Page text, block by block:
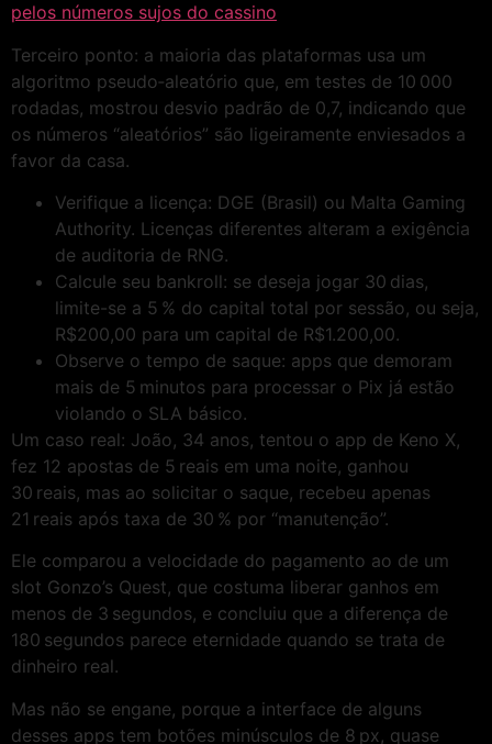
pelos números sujos do cassino
Terceiro ponto: a maioria das plataformas usa um
algoritmo pseudo‑aleatório que, em testes de 10 000
rodadas, mostrou desvio padrão de 0,7, indicando que
os números “aleatórios” são ligeiramente enviesados a
favor da casa.
Verifique a licença: DGE (Brasil) ou Malta Gaming
Authority. Licenças diferentes alteram a exigência
de auditoria de RNG.
Calcule seu bankroll: se deseja jogar 30 dias,
limite-se a 5 % do capital total por sessão, ou seja,
R$200,00 para um capital de R$1.200,00.
Observe o tempo de saque: apps que demoram
mais de 5 minutos para processar o Pix já estão
violando o SLA básico.
Um caso real: João, 34 anos, tentou o app de Keno X,
fez 12 apostas de 5 reais em uma noite, ganhou
30 reais, mas ao solicitar o saque, recebeu apenas
21 reais após taxa de 30 % por “manutenção”.
Ele comparou a velocidade do pagamento ao de um
slot Gonzo’s Quest, que costuma liberar ganhos em
menos de 3 segundos, e concluiu que a diferença de
180 segundos parece eternidade quando se trata de
dinheiro real.
Mas não se engane, porque a interface de alguns
desses apps tem botões minúsculos de 8 px, quase